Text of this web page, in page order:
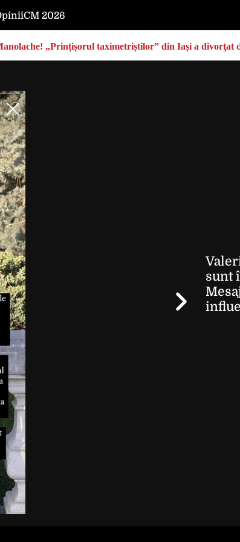
CM 2026
„Prințișorul taximetriștilor” din Iași a divorţat
sunt